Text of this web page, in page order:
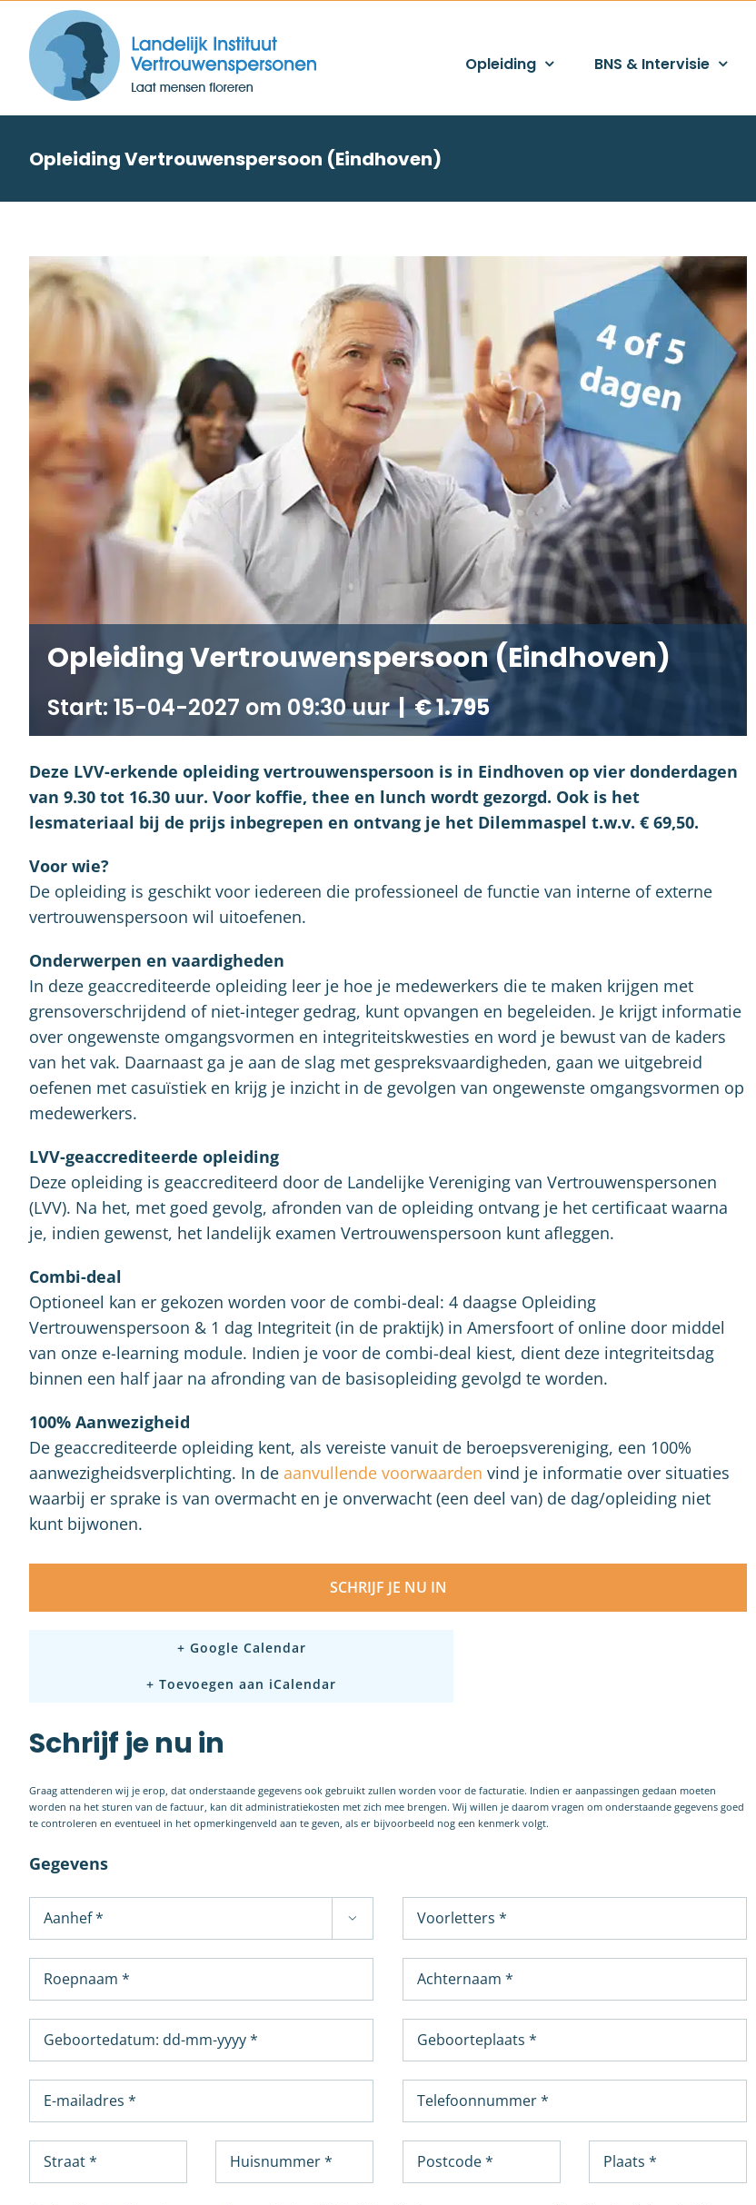
content
Opleiding BNS & Intervisie
Opleiding Vertrouwenspersoon (Eindhoven)
Opleiding Vertrouwenspersoon (Eindhoven)
15-04-2027 om 09:30 | € 1.795
Deze LVV-erkende opleiding vertrouwenspersoon is in Eindhoven op vier donderdagen
van 9.30 tot 16.30 uur. Voor koffie, thee en lunch wordt gezorgd. Ook is het
lesmateriaal bij de prijs inbegrepen en ontvang je het Dilemmaspel t.w.v. € 69,50.
Voor wie?
De opleiding is geschikt voor iedereen die professioneel de functie van interne of externe
vertrouwenspersoon wil uitoefenen.
Onderwerpen en vaardigheden
In deze geaccrediteerde opleiding leer je hoe je medewerkers die te maken krijgen met
grensoverschrijdend of niet-integer gedrag, kunt opvangen en begeleiden. Je krijgt informatie
over ongewenste omgangsvormen en integriteitskwesties en word je bewust van de kaders
van het vak. Daarnaast ga je aan de slag met gespreksvaardigheden, gaan we uitgebreid
oefenen met casuïstiek en krijg je inzicht in de gevolgen van ongewenste omgangsvormen op
medewerkers.
LVV-geaccrediteerde opleiding
Deze opleiding is geaccrediteerd door de Landelijke Vereniging van Vertrouwenspersonen
(LVV). Na het, met goed gevolg, afronden van de opleiding ontvang je het certificaat waarna
je, indien gewenst, het landelijk examen Vertrouwenspersoon kunt afleggen.
Combi-deal
Optioneel kan er gekozen worden voor de combi-deal: 4 daagse Opleiding
Vertrouwenspersoon & 1 dag Integriteit (in de praktijk) in Amersfoort of online door middel
van onze e-learning module. Indien je voor de combi-deal kiest, dient deze integriteitsdag
binnen een half jaar na afronding van de basisopleiding gevolgd te worden.
100% Aanwezigheid
De geaccrediteerde opleiding kent, als vereiste vanuit de beroepsvereniging, een 100%
aanwezigheidsverplichting. In de aanvullende voorwaarden vind je informatie over situaties
waarbij er sprake is van overmacht en je onverwacht (een deel van) de dag/opleiding niet
kunt bijwonen.
SCHRIJF JE NU IN
+ Google Calendar
+ Toevoegen aan iCalendar
Schrijf je nu in
Graag attenderen wij je erop, dat onderstaande gegevens ook gebruikt zullen worden voor de facturatie. Indien er aanpassingen gedaan moeten
worden na het sturen van de factuur, kan dit administratiekosten met zich mee brengen. Wij willen je daarom vragen om onderstaande gegevens goed
te controleren en eventueel in het opmerkingenveld aan te geven, als er bijvoorbeeld nog een kenmerk volgt.
Gegevens
